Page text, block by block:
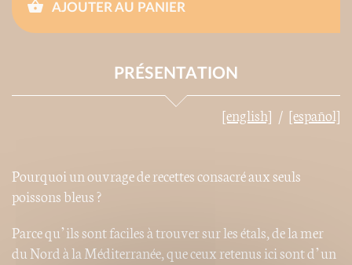
AJOUTER AU PANIER
PRÉSENTATION
[english] [español]
Pourquoi un ouvrage de recettes consacré aux seuls
poissons bleus ?
Parce qu’ils sont faciles à trouver sur les étals, de la mer
du Nord à la Méditerranée, que ceux retenus ici sont d’un